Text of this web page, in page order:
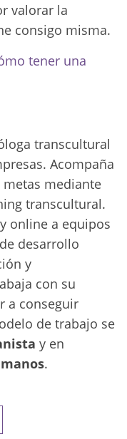
valorar la
consigo misma.
tener una
transcultural
Acompaña
mediante
transcultural.
online a equipos
desarrollo
y
con su
a conseguir
de trabajo se
y en
.